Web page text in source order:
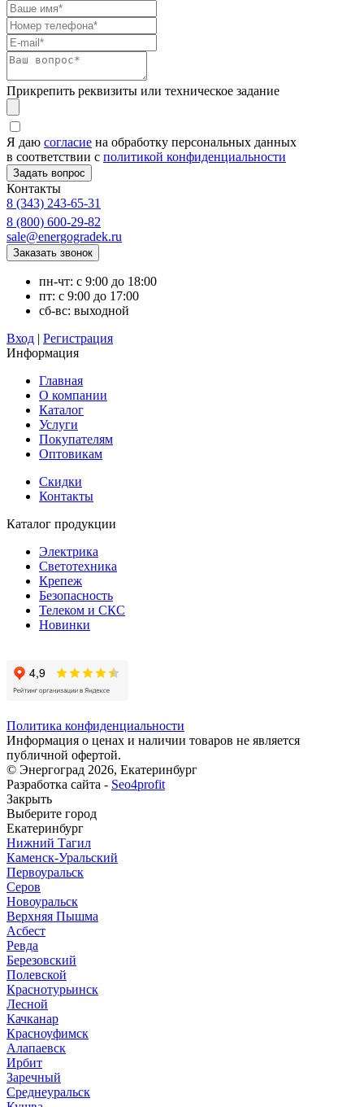
Прикрепить реквизиты или техническое задание
Я даю согласие на обработку персональных данных
в соответствии с политикой конфиденциальности
Контакты
8 (343) 243-65-31
8 (800) 600-29-82
sale@energogradek.ru
пн-чт: с 9:00 до 18:00
пт: с 9:00 до 17:00
сб-вс: выходной
Вход | Регистрация
Информация
Главная
О компании
Каталог
Услуги
Покупателям
Оптовикам
Скидки
Контакты
Каталог продукции
Электрика
Светотехника
Крепеж
Безопасность
Телеком и СКС
Новинки
Политика конфиденциальности
Информация о ценах и наличии товаров не является
публичной офертой.
© Энергоград 2026, Екатеринбург
Разработка сайта - Seo4profit
Закрыть
Выберите город
Екатеринбург
Нижний Тагил
Каменск-Уральский
Первоуральск
Серов
Новоуральск
Верхняя Пышма
Асбест
Ревда
Березовский
Полевской
Краснотурьинск
Лесной
Качканар
Красноуфимск
Алапаевск
Ирбит
Заречный
Среднеуральск